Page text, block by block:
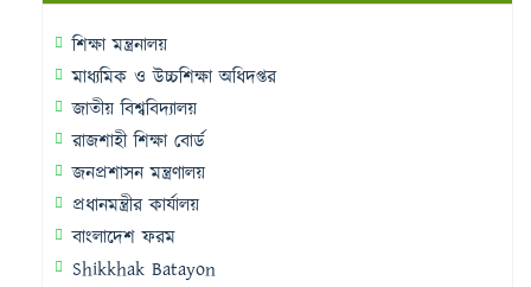
শিক্ষা মন্ত্রনালয়
মাধ্যমিক ও উচ্চশিক্ষা অধিদপ্তর
জাতীয় বিশ্ববিদ্যালয়
রাজশাহী শিক্ষা বোর্ড
জনপ্রশাসন মন্ত্রণালয়
প্রধানমন্ত্রীর কার্যালয়
বাংলাদেশ ফরম
Shikkhak Batayon